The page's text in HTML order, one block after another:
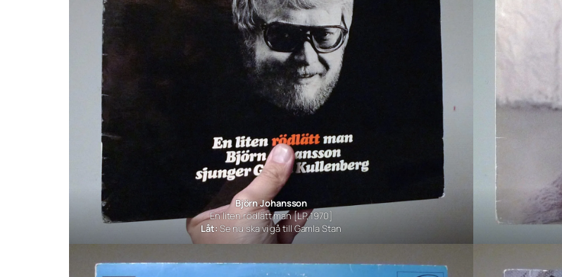
Björn Johansson
En liten rödlätt man[LP, 1970]
Låt:Se nu ska vi gå till Gamla Stan